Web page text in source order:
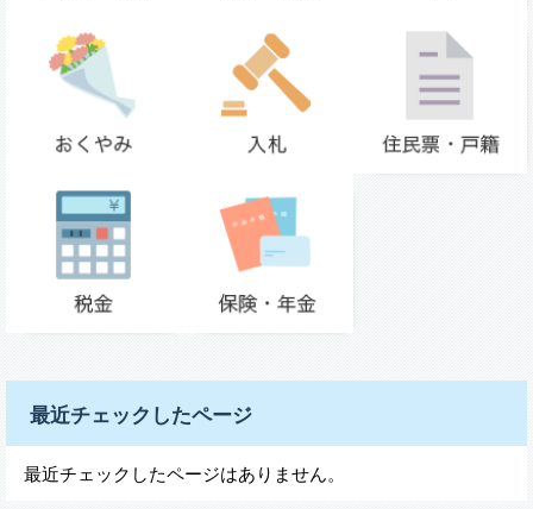
最近チェックしたページ
最近チェックしたページはありません。